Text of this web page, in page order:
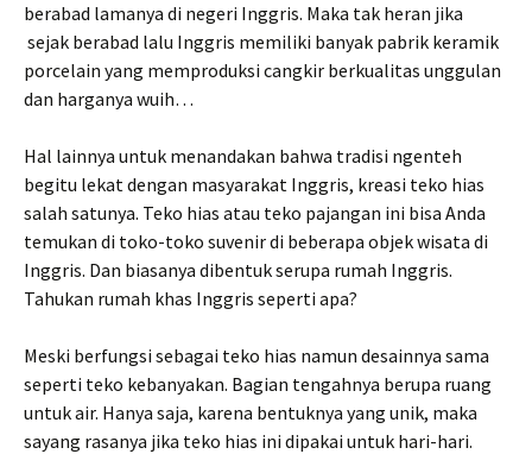
berabad lamanya di negeri Inggris. Maka tak heran jika
sejak berabad lalu Inggris memiliki banyak pabrik keramik
porcelain yang memproduksi cangkir berkualitas unggulan
dan harganya wuih…
Hal lainnya untuk menandakan bahwa tradisi ngenteh
begitu lekat dengan masyarakat Inggris, kreasi teko hias
salah satunya. Teko hias atau teko pajangan ini bisa Anda
temukan di toko-toko suvenir di beberapa objek wisata di
Inggris. Dan biasanya dibentuk serupa rumah Inggris.
Tahukan rumah khas Inggris seperti apa?
Meski berfungsi sebagai teko hias namun desainnya sama
seperti teko kebanyakan. Bagian tengahnya berupa ruang
untuk air. Hanya saja, karena bentuknya yang unik, maka
sayang rasanya jika teko hias ini dipakai untuk hari-hari.